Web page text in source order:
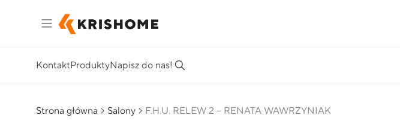
KontaktProduktyNapisz do nas!
Strona główna Salony F.H.U. RELEW 2 – RENATA WAWRZYNIAK